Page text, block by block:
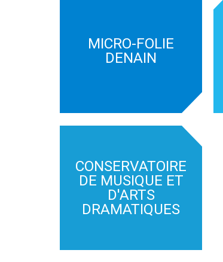
MICRO-FOLIE
DENAIN
CONSERVATOIRE
DE MUSIQUE ET
D'ARTS
DRAMATIQUES